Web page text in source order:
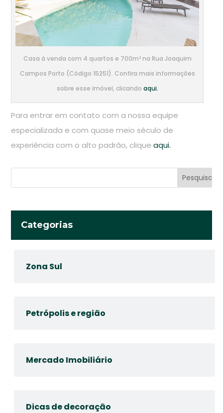
Casa à venda com 4 quartos e 700m² na Rua Joaquim
Campos Porto (Código 15251). Confira mais informações
sobre esse imóvel, clicando aqui.
Para entrar em contato com a nossa equipe
especializada e com quase meio século de
experiência com o alto padrão, cliqueaqui.
Categorias
Zona Sul
Petrópolis e região
Mercado Imobiliário
Dicas de decoração